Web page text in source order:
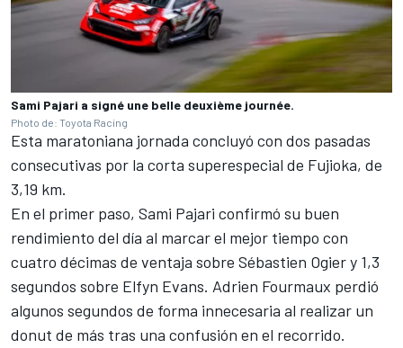
Sami Pajari a signé une belle deuxième journée.
Photo de: Toyota Racing
Esta maratoniana jornada concluyó con dos pasadas
consecutivas por la corta superespecial de Fujioka, de
3,19 km.
En el primer paso, Sami Pajari confirmó su buen
rendimiento del día al marcar el mejor tiempo con
cuatro décimas de ventaja sobre Sébastien Ogier y 1,3
segundos sobre Elfyn Evans. Adrien Fourmaux perdió
algunos segundos de forma innecesaria al realizar un
donut de más tras una confusión en el recorrido.